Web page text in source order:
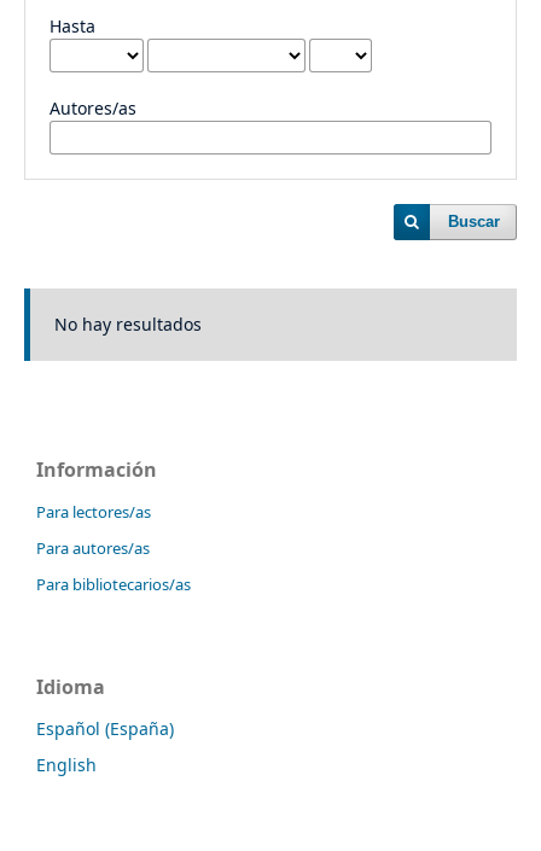
Hasta
Autores/as
Buscar
No hay resultados
Información
Para lectores/as
Para autores/as
Para bibliotecarios/as
Idioma
Español (España)
English